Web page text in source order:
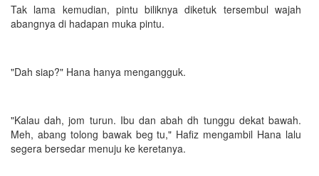
Tak lama kemudian, pintu biliknya diketuk tersembul wajah
abangnya di hadapan muka pintu.
"Dah siap?" Hana hanya mengangguk.
"Kalau dah, jom turun. Ibu dan abah dh tunggu dekat bawah.
Meh, abang tolong bawak beg tu," Hafiz mengambil Hana lalu
segera bersedar menuju ke keretanya.